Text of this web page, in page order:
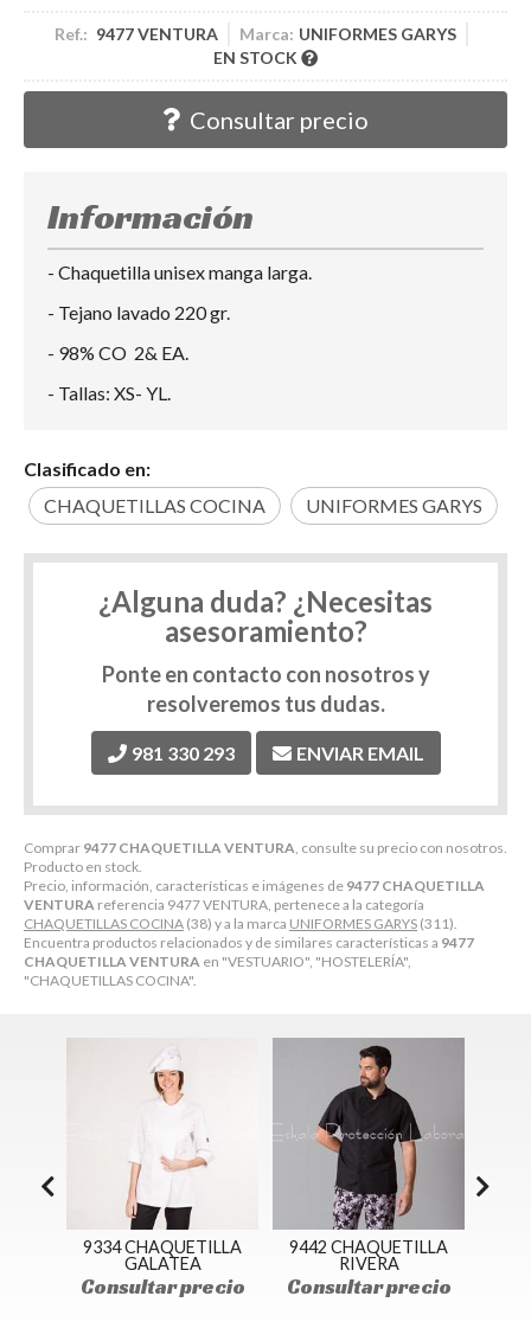
Ref.: 9477 VENTURA Marca: UNIFORMES GARYS
EN STOCK
Consultar precio
Comprar 9477 CHAQUETILLA VENTURA, consulte su precio con nosotros.
Producto en stock.
Precio, información, características e imágenes de 9477 CHAQUETILLA
VENTURA referencia 9477 VENTURA, pertenece a la categoría
CHAQUETILLAS COCINA (38) y a la marca UNIFORMES GARYS (311).
Encuentra productos relacionados y de similares características a 9477
CHAQUETILLA VENTURA en "VESTUARIO", "HOSTELERÍA",
"CHAQUETILLAS COCINA".
Información
- Chaquetilla unisex manga larga.
- Tejano lavado 220 gr.
- 98% CO 2& EA.
- Tallas: XS- YL.
Clasificado en:
CHAQUETILLAS COCINA
UNIFORMES GARYS
¿Alguna duda? ¿Necesitas
asesoramiento?
Ponte en contacto con nosotros y
resolveremos tus dudas.
981 330 293 ENVIAR EMAIL
9334 CHAQUETILLA
GALATEA
Consultar precio
9442 CHAQUETILLA
RIVERA
Consultar precio